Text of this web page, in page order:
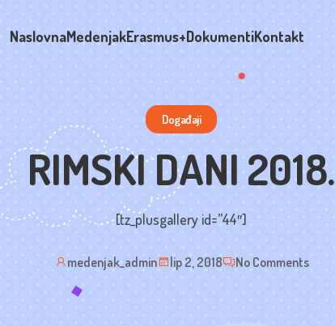
NaslovnaMedenjakErasmus+DokumentiKontakt
Događaji
RIMSKI DANI 2018.
[tz_plusgallery id=”44″]
medenjak_admin lip 2, 2018 No Comments